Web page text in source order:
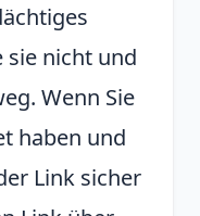
sie nicht und
Wenn Sie
haben und
Link sicher